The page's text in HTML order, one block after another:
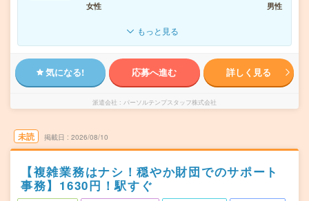
女性
男性
もっと見る
気になる! 応募へ進む 詳しく見る
派遣会社 パーソルテンプスタッフ株式会社
未読 掲載日 2026/08/10
【複雑業務はナシ！穏やか財団でのサポート
事務】1630円！駅すぐ